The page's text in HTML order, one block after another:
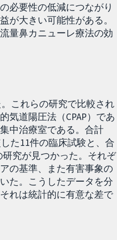
必要性の低減につながり
が大きい可能性がある。
量鼻カニューレ療法の効
これらの研究で比較され
気道陽圧法（CPAP）であ
中治療室である。合計
た11件の臨床試験と、合
研究が見つかった。それぞ
の基準、また有害事象の
た。こうしたデータを分
れは統計的に有意な差で